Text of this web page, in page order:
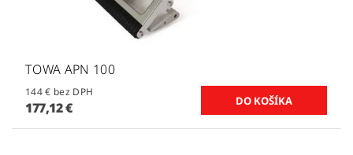
TOWA APN 100
144 € bez DPH
177,12 €